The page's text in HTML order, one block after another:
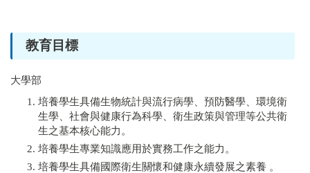
教育目標
大學部
培養學生具備生物統計與流行病學、預防醫學、環境衛
生學、社會與健康行為科學、衛生政策與管理等公共衛
生之基本核心能力。
培養學生專業知識應用於實務工作之能力。
培養學生具備國際衛生關懷和健康永續發展之素養 。